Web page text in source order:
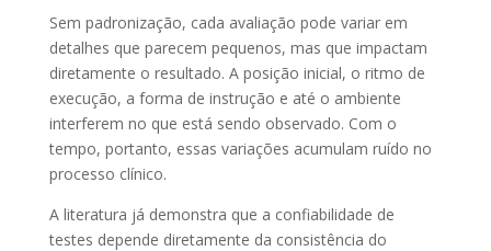
Sem padronização, cada avaliação pode variar em
detalhes que parecem pequenos, mas que impactam
diretamente o resultado. A posição inicial, o ritmo de
execução, a forma de instrução e até o ambiente
interferem no que está sendo observado. Com o
tempo, portanto, essas variações acumulam ruído no
processo clínico.
A literatura já demonstra que a confiabilidade de
testes depende diretamente da consistência do